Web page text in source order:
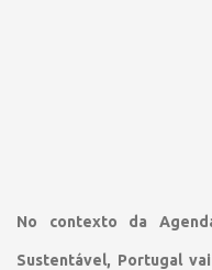
No contexto da
Sustentável, Portugal